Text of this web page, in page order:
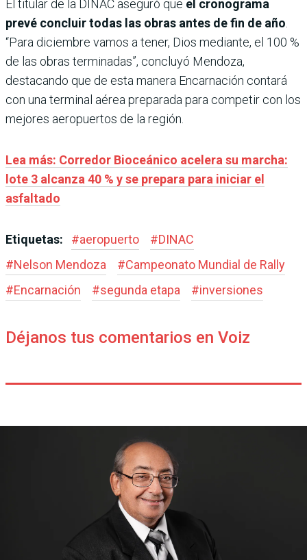
El titular de la DINAC aseguró que el cronograma
prevé concluir todas las obras antes de fin de año
“Para diciembre vamos a tener, Dios mediante, el 100 %
de las obras terminadas”, concluyó Mendoza,
destacando que de esta manera Encarnación contará
con una terminal aérea preparada para competir con los
mejores aeropuertos de la región.
Lea más: Corredor Bioceánico acelera su marcha:
lote 3 alcanza 40 % y se prepara para iniciar el
asfaltado
Etiquetas: #aeropuerto #DINAC
#Nelson Mendoza #Campeonato Mundial de Rally
#Encarnación #segunda etapa #inversiones
Déjanos tus comentarios en Voiz